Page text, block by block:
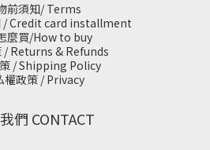
前須知/ Terms
/ Credit card installment
麼買/How to buy
/ Returns & Refunds
/ Shipping Policy
權政策 / Privacy
們 CONTACT